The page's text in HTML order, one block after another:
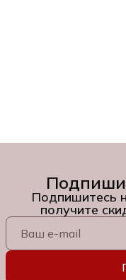
Подпишитесь
получите